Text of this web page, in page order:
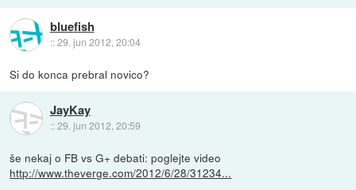
bluefish
::29. jun 2012, 20:04
Si do konca prebral novico?
JayKay
::29. jun 2012, 20:59
še nekaj o FB vs G+ debati: poglejte video
http://www.theverge.com/2012/6/28/31234...